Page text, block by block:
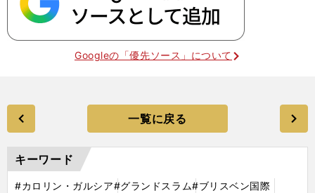
Googleの「優先ソース」について
一覧に戻る
キーワード
#カロリン・ガルシア#グランドスラム#ブリスベン国際